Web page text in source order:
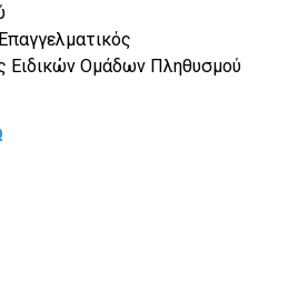
Ειδικών Ομάδων Πληθυσμού